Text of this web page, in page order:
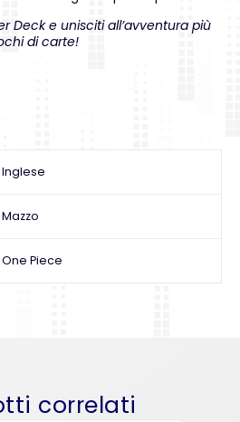
Deck e unisciti all’avventura più
di carte!
Inglese
Mazzo
One Piece
correlati